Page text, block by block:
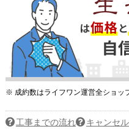
※ 成約数はライフワン運営全ショッ
工事までの流れ キャンセ